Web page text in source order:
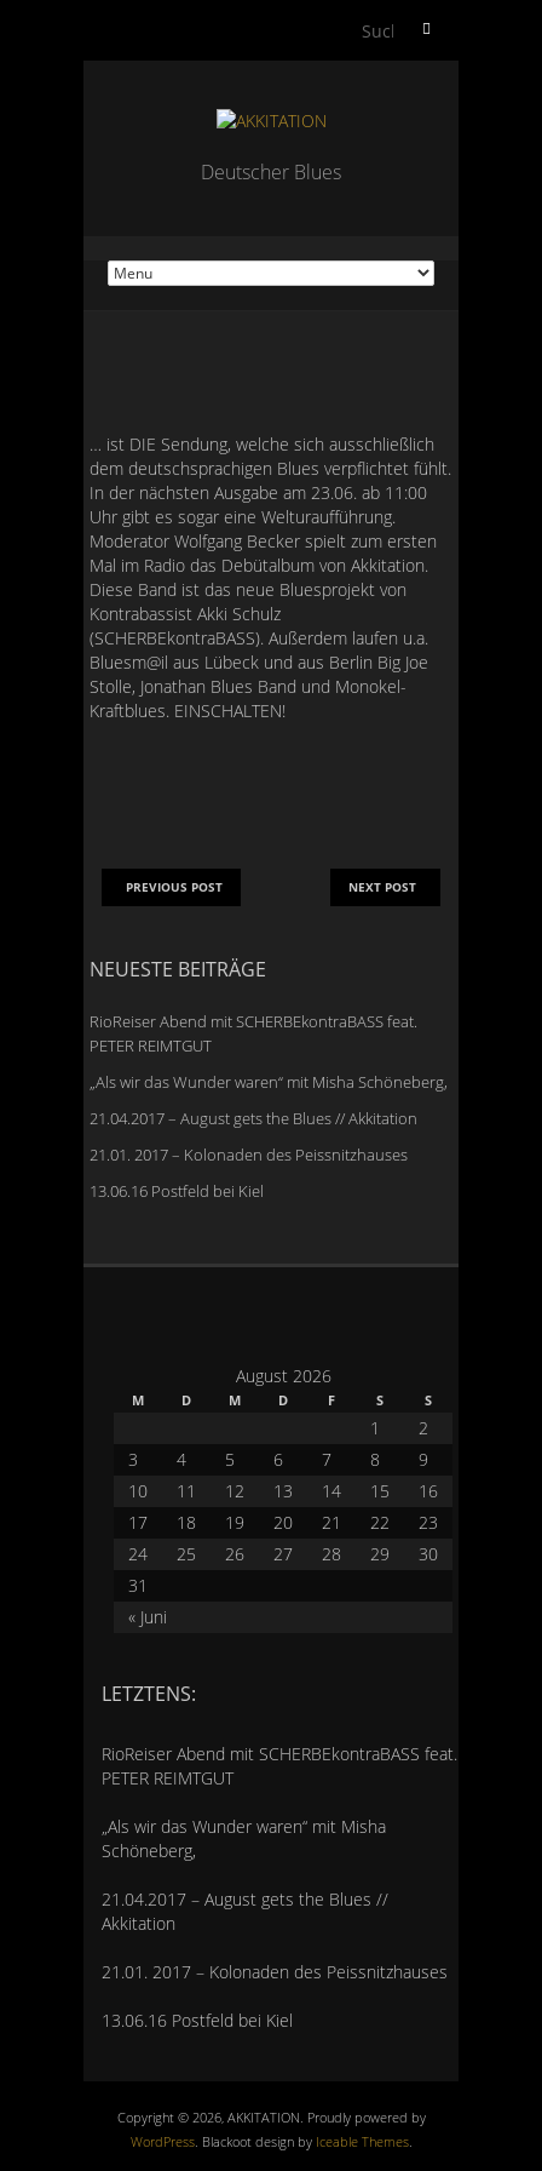
h
:
Deutscher Blues
… ist DIE Sendung, welche sich ausschließlich
dem deutschsprachigen Blues verpflichtet fühlt.
In der nächsten Ausgabe am 23.06. ab 11:00
Uhr gibt es sogar eine Welturaufführung.
Moderator Wolfgang Becker spielt zum ersten
Mal im Radio das Debütalbum von Akkitation.
Diese Band ist das neue Bluesprojekt von
Kontrabassist Akki Schulz
(SCHERBEkontraBASS). Außerdem laufen u.a.
Bluesm@il aus Lübeck und aus Berlin Big Joe
Stolle, Jonathan Blues Band und Monokel-
Kraftblues. EINSCHALTEN!
NEXT POST
PREVIOUS POST
NEUESTE BEITRÄGE
RioReiser Abend mit SCHERBEkontraBASS feat.
PETER REIMTGUT
„Als wir das Wunder waren“ mit Misha Schöneberg,
21.04.2017 – August gets the Blues // Akkitation
21.01. 2017 – Kolonaden des Peissnitzhauses
13.06.16 Postfeld bei Kiel
August 2026
M D M D F S S
« Juni
1
2
3
4 5 6 7 8
9
10
11 12 13 14 15
16
17
18 19 20 21 22
23
24
25 26 27 28 29
30
31
LETZTENS:
RioReiser Abend mit SCHERBEkontraBASS feat.
PETER REIMTGUT
„Als wir das Wunder waren“ mit Misha
Schöneberg,
21.04.2017 – August gets the Blues //
Akkitation
21.01. 2017 – Kolonaden des Peissnitzhauses
13.06.16 Postfeld bei Kiel
Copyright © 2026, AKKITATION. Proudly powered by
WordPress. Blackoot design by Iceable Themes.